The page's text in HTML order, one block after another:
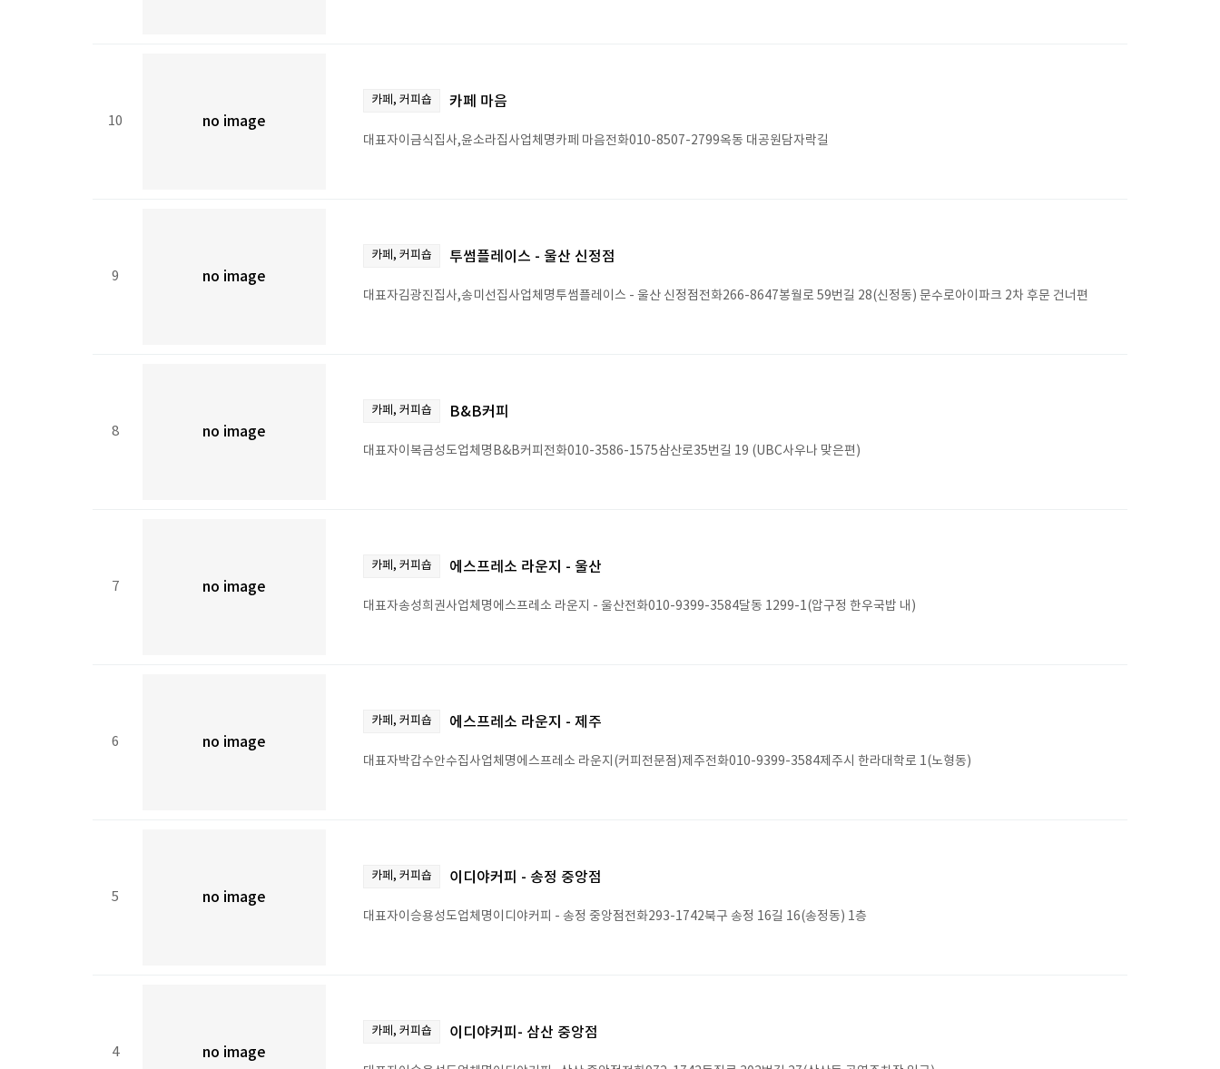
10 no image
카페, 커피숍 카페 마음
대표자이금식집사,윤소라집사업체명카페 마음전화010-8507-2799옥동 대공원담자락길
9 no image
카페, 커피숍 투썸플레이스 - 울산 신정점
대표자김광진집사,송미선집사업체명투썸플레이스 - 울산 신정점전화266-8647봉월로 59번길 28(신정동) 문수로아이파크 2차 후문 건너편
8 no image
카페, 커피숍 B&B커피
대표자이복금성도업체명B&B커피전화010-3586-1575삼산로35번길 19 (UBC사우나 맞은편)
7 no image
카페, 커피숍 에스프레소 라운지 - 울산
대표자송성희권사업체명에스프레소 라운지 - 울산전화010-9399-3584달동 1299-1(압구정 한우국밥 내)
6 no image
카페, 커피숍 에스프레소 라운지 - 제주
대표자박갑수안수집사업체명에스프레소 라운지(커피전문점)제주전화010-9399-3584제주시 한라대학로 1(노형동)
5 no image
카페, 커피숍 이디야커피 - 송정 중앙점
대표자이승용성도업체명이디야커피 - 송정 중앙점전화293-1742북구 송정 16길 16(송정동) 1층
4 no image
카페, 커피숍 이디야커피- 삼산 중앙점